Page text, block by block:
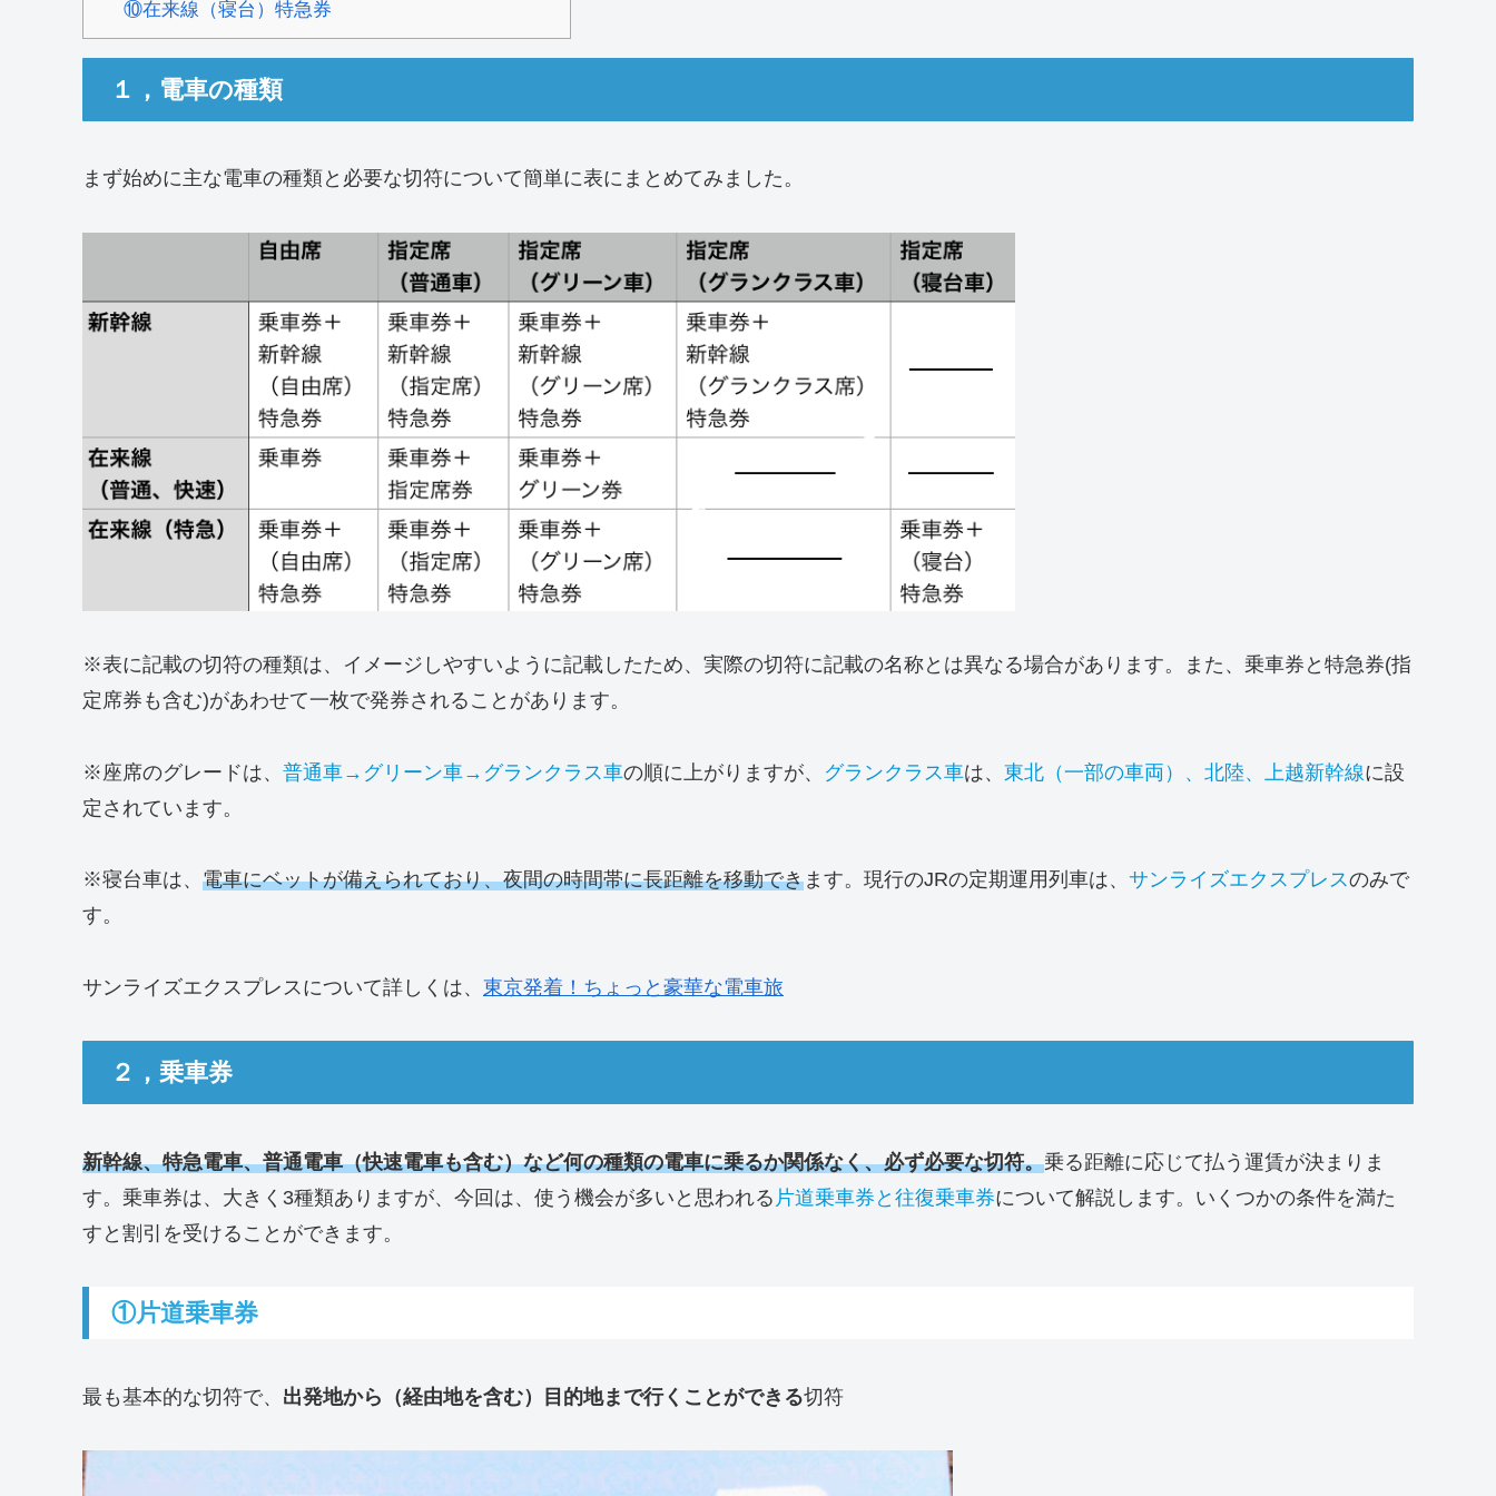
⑩在来線（寝台）特急券
１，電車の種類
まず始めに主な電車の種類と必要な切符について簡単に表にまとめてみました。
※表に記載の切符の種類は、イメージしやすいように記載したため、実際の切符に記載の名称とは異なる場合があります。また、乗車券と特急券(指
定席券も含む)があわせて一枚で発券されることがあります。
※座席のグレードは、 普通車→グリーン車→グランクラス車の順に上がりますが、 グランクラス車は、 東北（一部の車両）、北陸、上越新幹線に設
定されています。
※寝台車は、 電車にベットが備えられており、夜間の時間帯に長距離を移動できます。現行のJRの定期運用列車は、 サンライズエクスプレスのみで
す。
サンライズエクスプレスについて詳しくは、 東京発着！ちょっと豪華な電車旅
２，乗車券
新幹線、特急電車、普通電車（快速電車も含む）など何の種類の電車に乗るか関係なく、必ず必要な切符。乗る距離に応じて払う運賃が決まりま
す。乗車券は、大きく3種類ありますが、今回は、使う機会が多いと思われる 片道乗車券と往復乗車券について解説します。いくつかの条件を満た
すと割引を受けることができます。
①片道乗車券
最も基本的な切符で、 出発地から（経由地を含む）目的地まで行くことができる切符